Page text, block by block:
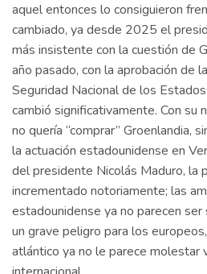
aquel entonces lo consiguieron
cambiado, ya desde 2025 el
más insistente con la cuestión de
año pasado, con la aprobación de
Seguridad Nacional de los
cambió significativamente. Con su
no quería “comprar” Groenlandia,
la actuación estadounidense en
del presidente Nicolás Maduro, la
incrementado notoriamente; las
estadounidense ya no parecen
un grave peligro para los
atlántico ya no le parece molestar